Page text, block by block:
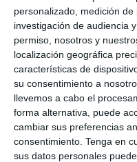
personalizado, medición de
investigación de audiencia
permiso, nosotros y
localización geográfica
características de
su consentimiento a
llevemos a cabo el
forma alternativa, puede
cambiar sus preferencias
consentimiento. Tenga en
sus datos personales
Por su parte,Sira del
Generali,ha manifestado:
por la figura del mediador
y estratégico por el
clientes que desempeñan.
compromiso con el
representan".
En virtud de este acuerdo,
conjuntamente actividades
encuentros profesionales